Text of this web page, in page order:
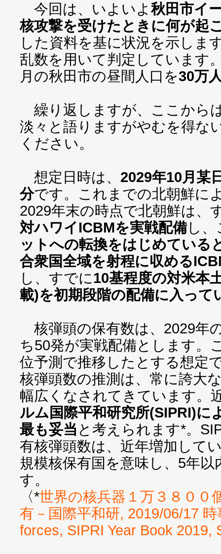
今回は、いよいよ 秋田市イ
核攻撃を受けたときに何が起
した資料を基に状況を示しま
乱数を用いて判定しています
月の秋田市の昼間人口を30万
繰り返しますが、ここから
淡々と語りますがやむを得な
ください。
想定日時は、 2029年10月某
分です。これまでの北朝鮮に
2029年末の時点で北朝鮮は、
対ハワイICBMを実戦配備し、
ットへの転換をはじめている
合衆国全域を射程に収める
し、すでに10基程度の対米本
載)を初期段階の配備に入って
核弾頭の保有数は、2029年
ち50発が実戦配備とします。
位予測で推移したとする想定
核弾頭数の推測は、常に誇大
幅広くなされてきています。
ルム国際平和研究所(SIPRI)に
最も妥当 と考えられます*。
有核弾頭数は、近年増加して
規模核保有国を意味し、5年
す。
〈*世界の核兵器１万３８００
有－国際平和研, 2019/06/17
forces, SIPRI Year Book 2019,